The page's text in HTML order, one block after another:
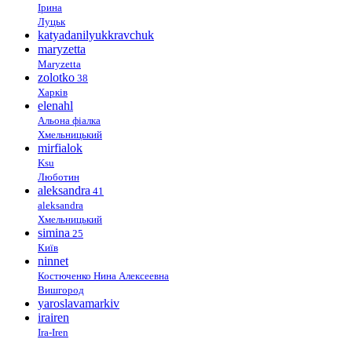
Ірина
Луцьк
katyadanilyukkravchuk
maryzetta
Maryzetta
zolotko 38
Харків
elenahl
Альона фіалка
Хмельницький
mirfialok
Ksu
Люботин
aleksandra 41
aleksandra
Хмельницький
simina 25
Київ
ninnet
Костюченко Нина Алексеевна
Вишгород
yaroslavamarkiv
irairen
Ira-Iren